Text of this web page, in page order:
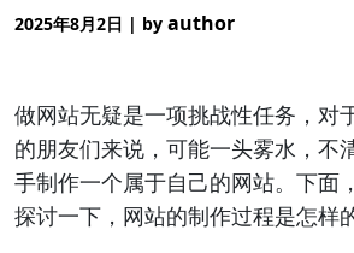
2025年8月2日 | by author
做网站无疑是一项挑战性任务，对
的朋友们来说，可能一头雾水，不
手制作一个属于自己的网站。下面
探讨一下，网站的制作过程是怎样的